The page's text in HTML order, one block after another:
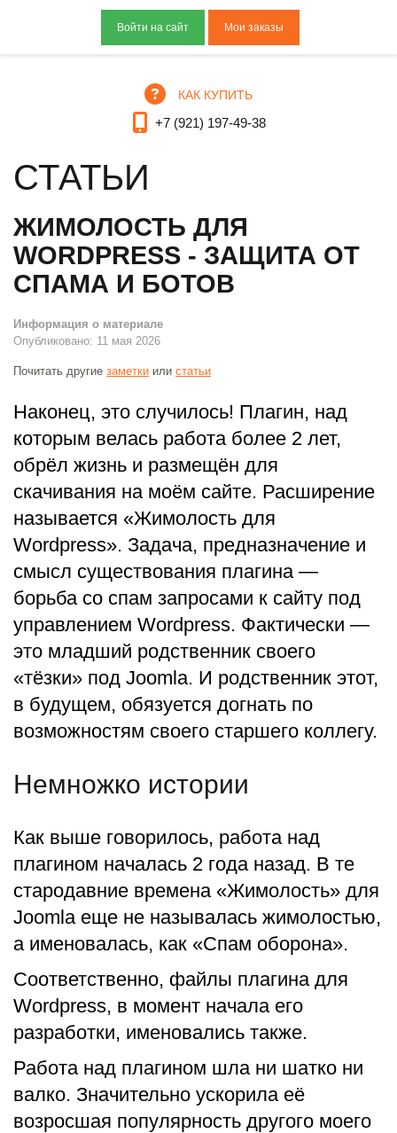
Мои заказы
КАК КУПИТЬ
+7 (921) 197-49-38
СТАТЬИ
ЖИМОЛОСТЬ ДЛЯ
WORDPRESS - ЗАЩИТА ОТ
СПАМА И БОТОВ
Информация о материале
Опубликовано: 11 мая 2026
Почитать другие заметки или статьи
Наконец, это случилось! Плагин, над
которым велась работа более 2 лет,
обрёл жизнь и размещён для
скачивания на моём сайте. Расширение
называется «Жимолость для
Wordpress». Задача, предназначение и
смысл существования плагина —
борьба со спам запросами к сайту под
управлением Wordpress. Фактически —
это младший родственник своего
«тёзки» под Joomla. И родственник этот,
в будущем, обязуется догнать по
возможностям своего старшего коллегу.
Немножко истории
Как выше говорилось, работа над
плагином началась 2 года назад. В те
стародавние времена «Жимолость» для
Joomla еще не называлась жимолостью,
а именовалась, как «Спам оборона».
Соответственно, файлы плагина для
Wordpress, в момент начала его
разработки, именовались также.
Работа над плагином шла ни шатко ни
валко. Значительно ускорила её
возросшая популярность другого моего